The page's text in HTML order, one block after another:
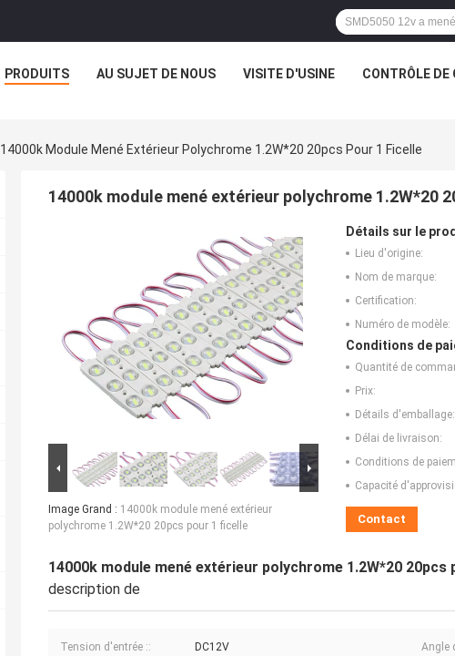
PRODUITS AU SUJET DE NOUS VISITE D'USINE CONTRÔLE DE
14000k Module Mené Extérieur Polychrome 1.2W*20 20pcs Pour 1 Ficelle
14000k module mené extérieur polychrome 1.2W*20
Image Grand : 14000k module mené extérieur
polychrome 1.2W*20 20pcs pour 1 ficelle
Détails sur le
Lieu d'origine:
Nom de marque:
Certification:
Numéro de modèle:
Conditions de
Quantité de
Prix:
Détails d'emballage:
Délai de livraison:
Conditions de
Capacité
Contact
14000k module mené extérieur polychrome 1.2W*20 20pcs
description de
Tension d'entrée :: DC12V Angle